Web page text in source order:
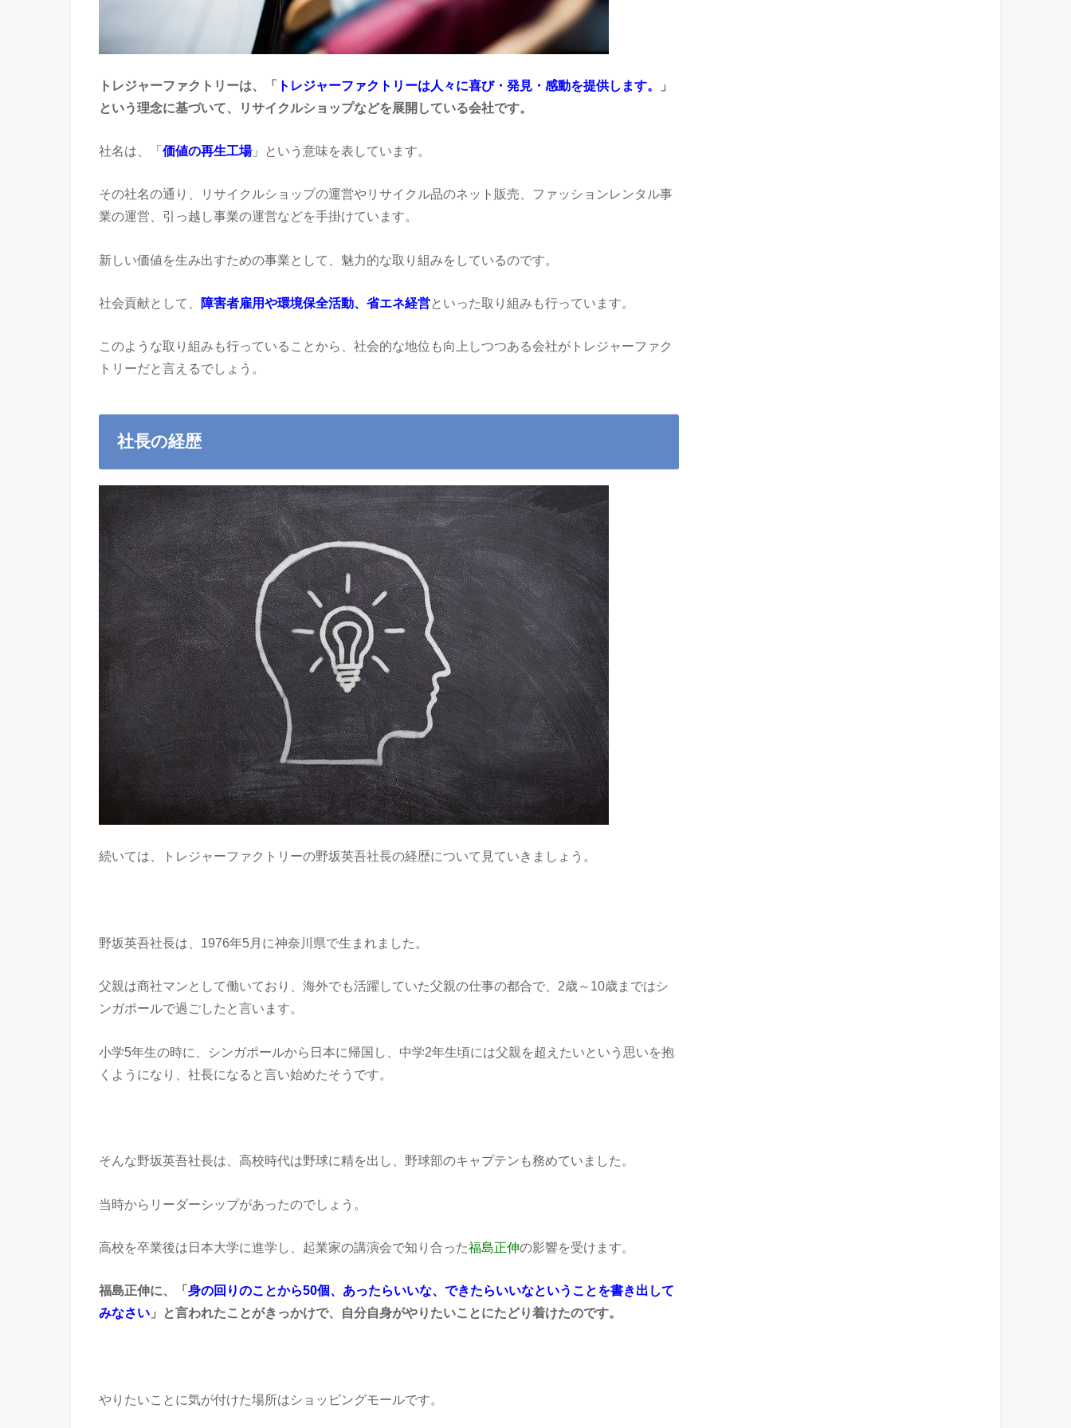
トレジャーファクトリーは、「 トレジャーファクトリーは人々に喜び・発見・感動を提供します。
」
という理念に基づいて、リサイクルショップなどを展開している会社です。
社名は、 「価値の再生工場」 という意味を表しています。
その社名の通り、リサイクルショップの運営やリサイクル品のネット販売、ファッションレンタル事
業の運営、引っ越し事業の運営などを手掛けています。
新しい価値を生み出すための事業として、魅力的な取り組みをしているのです。
社会貢献として、 障害者雇用や環境保全活動、省エネ経営といった取り組みも行っています。
このような取り組みも行っていることから、社会的な地位も向上しつつある会社がトレジャーファク
トリーだと言えるでしょう。
社長の経歴
続いては、トレジャーファクトリーの野坂英吾社長の経歴について見ていきましょう。
野坂英吾社長は、1976年5月に神奈川県で生まれました。
父親は商社マンとして働いており、海外でも活躍していた父親の仕事の都合で、2歳～10歳まではシ
ンガポールで過ごしたと言います。
小学5年生の時に、シンガポールから日本に帰国し、中学2年生頃には父親を超えたいという思いを抱
くようになり、社長になると言い始めたそうです。
そんな野坂英吾社長は、高校時代は野球に精を出し、野球部のキャプテンも務めていました。
当時からリーダーシップがあったのでしょう。
高校を卒業後は日本大学に進学し、起業家の講演会で知り合った福島正伸の影響を受けます。
福島正伸に、「 身の回りのことから50個、あったらいいな、できたらいいなということを書き出して
みなさい 」と言われたことがきっかけで、自分自身がやりたいことにたどり着けたのです。
やりたいことに気が付けた場所はショッピングモールです。